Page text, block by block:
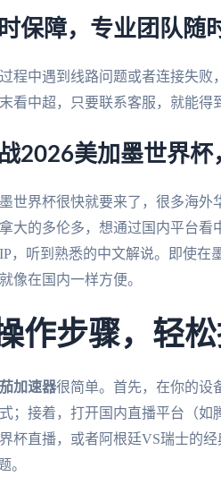
保障，专业团队随
程中遇到线路问题或者连接失败，
看中超，只要联系客服，就能得
2026美加墨世界杯
世界杯很快就要来了，很多海
大的多伦多，想通过国内平台看
，听到熟悉的中文解说。即使在
像在国内一样方便。
作步骤，轻
加速器很简单。首先，在你的设
；接着，打开国内直播平台（
杯直播，或者阿根廷VS瑞士的
。